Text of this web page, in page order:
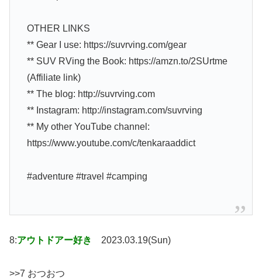
OTHER LINKS
** Gear I use: https://suvrving.com/gear
** SUV RVing the Book: https://amzn.to/2SUrtme
(Affiliate link)
** The blog: http://suvrving.com
** Instagram: http://instagram.com/suvrving
** My other YouTube channel:
https://www.youtube.com/c/tenkaraaddict
#adventure #travel #camping
8:アウトドアー好き 2023.03.19(Sun)
>>7 おつおつ